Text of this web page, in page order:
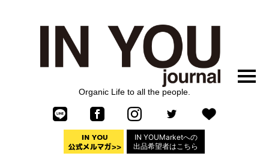
Organic Life to all the people.
IN YOUMarketへの
出品希望者はこちら